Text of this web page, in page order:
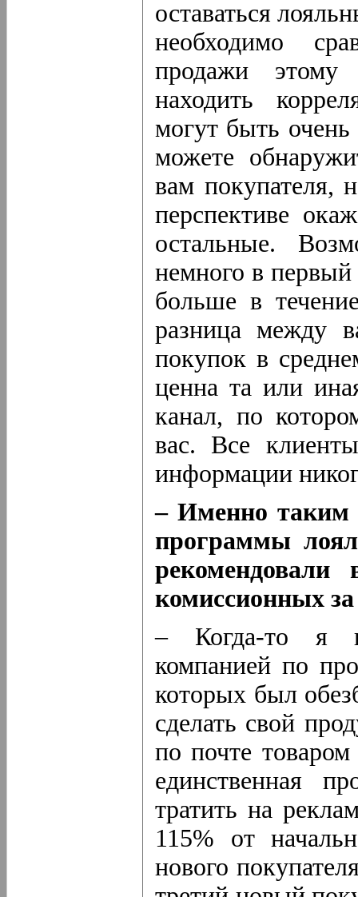
оставаться
необходимо
продажи этому
находить
могут быть
можете
вам покупателя,
перспективе
остальные.
немного в первый
больше в
разница между
покупок в
ценна та или
канал, по
вас. Все
информации
– Именно таким
программы
рекомендовали
комиссионных
– Когда-то я
компанией по
которых был
сделать свой
по почте
единственная
тратить на
115% от
нового